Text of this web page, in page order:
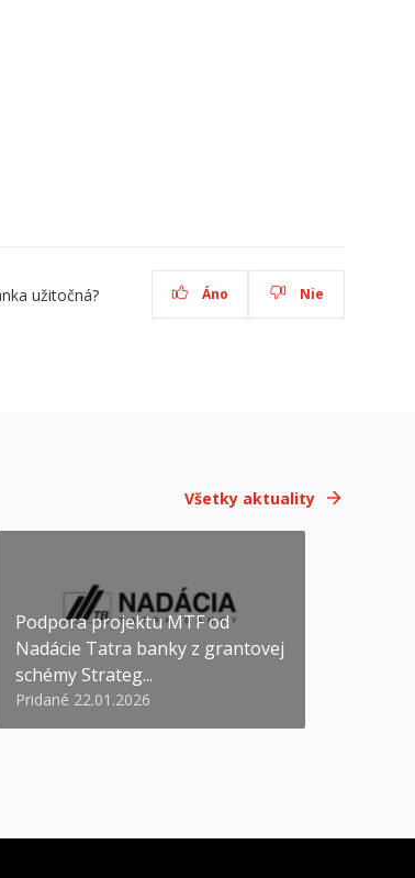
užitočná? Áno Nie
Všetky aktuality
Podpora projektu MTF od
Nadácie Tatra banky z grantovej
schémy Strateg...
Pridané 22.01.2026